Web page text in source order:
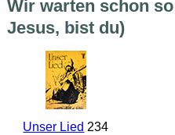
Wir warten schon
Jesus, bist du)
Unser Lied 234